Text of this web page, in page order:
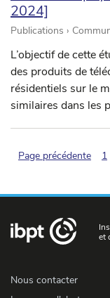
2024]
Publications ›
L’objectif de cette
des produits de
résidentiels sur le
similaires dans les
Page précédente 1
et
Nous contacter